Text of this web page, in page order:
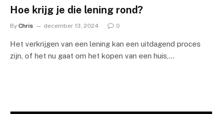
Hoe krijg je die lening rond?
By Chris december 13, 2024 0
Het verkrijgen van een lening kan een uitdagend proces
zijn, of het nu gaat om het kopen van een huis,…